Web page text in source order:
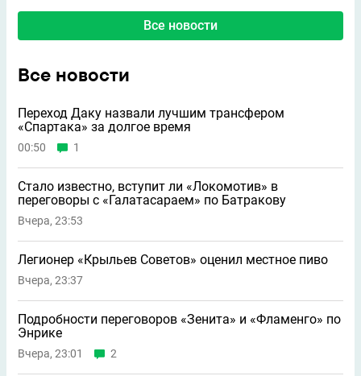
Все новости
Все новости
Переход Даку назвали лучшим трансфером
«Спартака» за долгое время
00:50 1
Стало известно, вступит ли «Локомотив» в
переговоры с «Галатасараем» по Батракову
Вчера, 23:53
Легионер «Крыльев Советов» оценил местное пиво
Вчера, 23:37
Подробности переговоров «Зенита» и «Фламенго» по
Энрике
Вчера, 23:01 2